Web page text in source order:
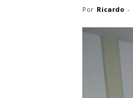
Por Ricardo -